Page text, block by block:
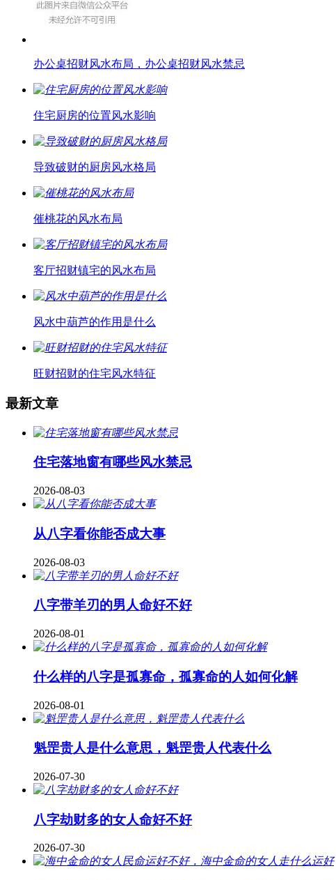
办公桌招财风水布局，办公桌招财风水禁忌
住宅厨房的位置风水影响
导致破财的厨房风水格局
催桃花的风水布局
客厅招财镇宅的风水布局
风水中葫芦的作用是什么
旺财招财的住宅风水特征
最新文章
住宅落地窗有哪些风水禁忌
2026-08-03
从八字看你能否成大事
2026-08-03
八字带羊刃的男人命好不好
2026-08-01
什么样的八字是孤寡命，孤寡命的人如何化解
2026-08-01
魁罡贵人是什么意思，魁罡贵人代表什么
2026-07-30
八字劫财多的女人命好不好
2026-07-30